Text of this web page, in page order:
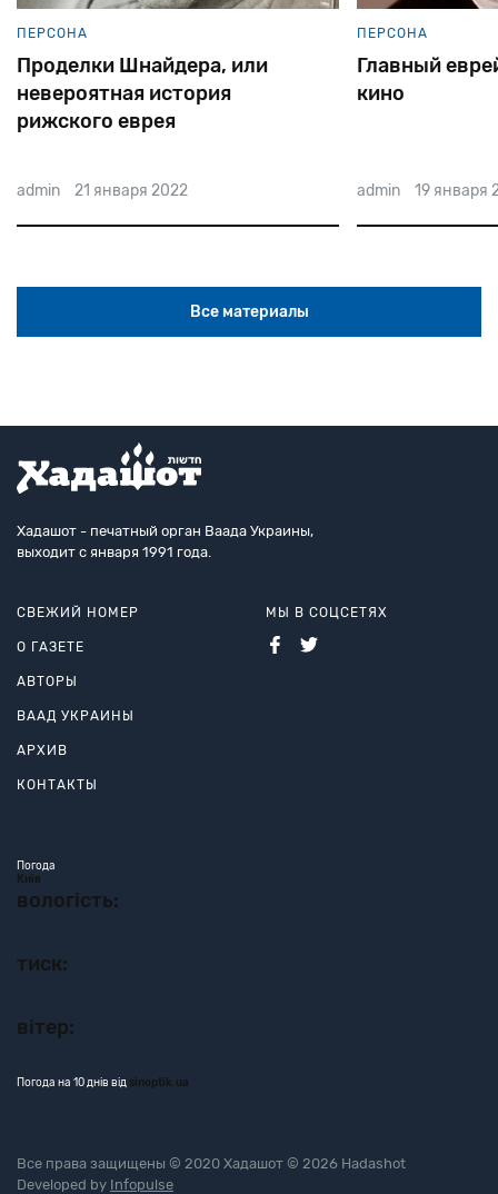
ПЕРСОНА
Проделки Шнайдера, или
невероятная история
рижского еврея
admin 21 января 2022
ПЕРСОНА
Главный
кино
admin 19 января
Все материалы
Хадашот - печатный орган Ваада Украины,
выходит с января 1991 года.
СВЕЖИЙ НОМЕР
О ГАЗЕТЕ
АВТОРЫ
ВААД УКРАИНЫ
АРХИВ
КОНТАКТЫ
МЫ В СОЦСЕТЯХ
Погода
Київ
вологість:
тиск:
вітер:
Погода на 10 днів від sinoptik.ua
Все права защищены © 2020 Хадашот © 2026 Hadashot
Developed by Infopulse